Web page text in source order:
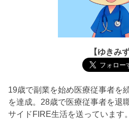
【ゆきみず
19歳で副業を始め医療従事者を
を達成。28歳で医療従事者を退
サイドFIRE生活を送っています。